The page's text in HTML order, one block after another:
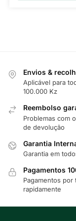
Envios &
Aplicável para
100.000 Kz
Reembolso
Problemas com
de devolução
Garantia
Garantia em
Pagamentos
Pagamentos
rapidamente